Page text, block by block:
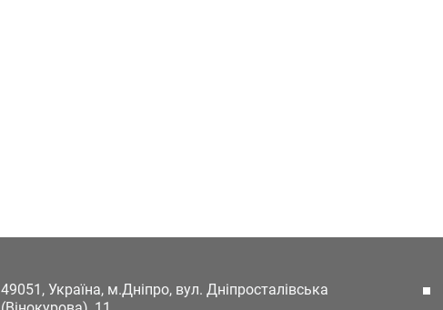
49051, Україна, м.Дніпро, вул. Дніпросталівська